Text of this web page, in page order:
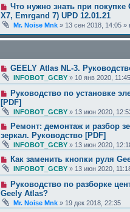
Что нужно знать при покупке
X7, Emrgand 7) UPD 12.01.21
Mr. Noise Mnk » 13 сен 2018, 14:05 »
GEELY Atlas NL-3.
INFOBOT_GCBY » 10 янв 2020, 11:45
Руководство по установке
[PDF]
INFOBOT_GCBY » 13 июн 2020,
Ремонт: демонтаж и разбор
зеркал. Руководство [PDF]
INFOBOT_GCBY » 13 июн 2020,
Как заменить кнопки руля
INFOBOT_GCBY » 13 июн 2020,
Руководство по разборке
Geely Atlas?
Mr. Noise Mnk » 19 дек 2018, 22:35